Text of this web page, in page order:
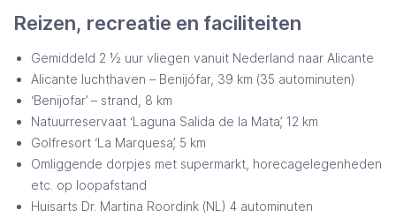
Reizen, recreatie en faciliteiten
Gemiddeld 2 ½ uur vliegen vanuit Nederland naar Alicante
Alicante luchthaven – Benijófar, 39 km (35 autominuten)
‘Benijofar’ – strand, 8 km
Natuurreservaat ‘Laguna Salida de la Mata’, 12 km
Golfresort ‘La Marquesa’, 5 km
Omliggende dorpjes met supermarkt, horecagelegenheden
etc. op loopafstand
Huisarts Dr. Martina Roordink (NL) 4 autominuten